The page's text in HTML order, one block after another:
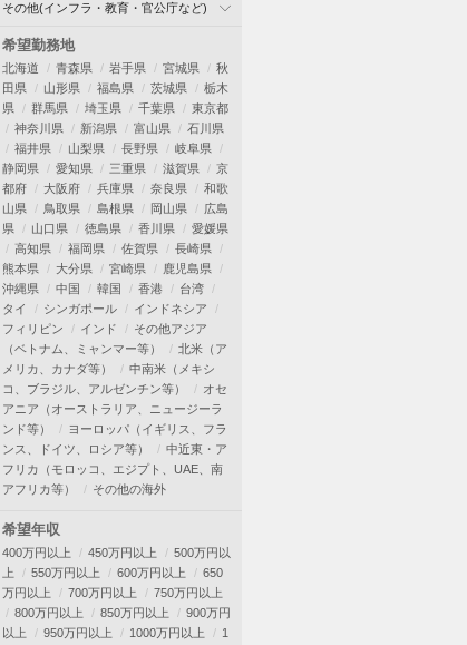
その他(インフラ・教育・官公庁など)
希望勤務地
北海道 青森県 岩手県 宮城県
秋
田県
山形県 福島県 茨城県
栃木
県
群馬県 埼玉県 千葉県
東京都
神奈川県
新潟県 富山県
石川県
福井県
山梨県 長野県
岐阜県
静岡県
愛知県 三重県 滋賀県
京
都府
大阪府 兵庫県 奈良県
和歌
山県
鳥取県 島根県 岡山県
広島
県
山口県 徳島県 香川県
愛媛県
高知県
福岡県 佐賀県
長崎県
熊本県
大分県 宮崎県
鹿児島県
沖縄県
中国 韓国 香港
台湾
タイ
シンガポール
インドネシア
フィリピン
インド
その他アジア
（ベトナム、ミャンマー等）
北米（ア
メリカ、カナダ等）
中南米（メキシ
コ、ブラジル、アルゼンチン等）
オセ
アニア（オーストラリア、ニュージーラ
ンド等）
ヨーロッパ（イギリス、フラ
ンス、ドイツ、ロシア等）
中近東・ア
フリカ（モロッコ、エジプト、UAE、南
アフリカ等）
その他の海外
希望年収
400万円以上 450万円以上
500万円以
上
550万円以上 600万円以上
650
万円以上
700万円以上
750万円以上
800万円以上
850万円以上
900万円
以上
950万円以上 1000万円以上
1